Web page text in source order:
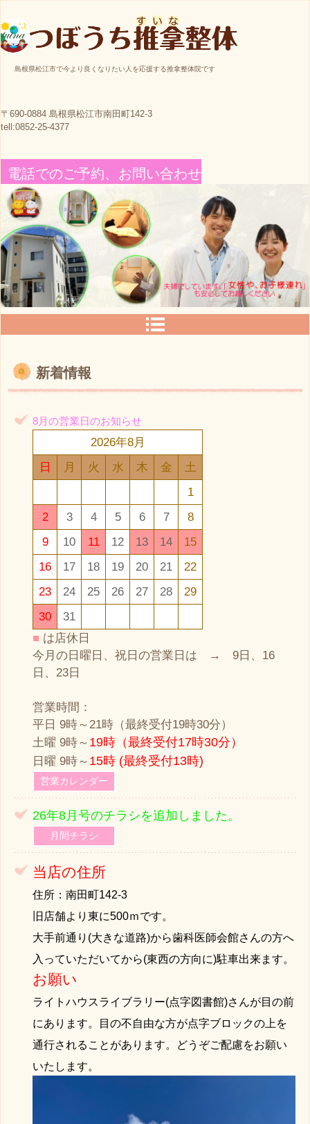
つぼうち推拿整体
島根県松江市で今より良くなりたい人を応援する推拿整体院です
〒690-0884 島根県松江市南田町142-3
tell:0852-25-4377
電話でのご予約、お問い合わせ
新着情報
8月の営業日のお知らせ
2026年8月
日
月 火 水 木 金
土
1
2
3 4 5 6 7
8
9
10 11 12 13 14
15
16
17 18 19 20 21
22
23
24 25 26 27 28
29
30
31
■ は店休日
今月の日曜日、祝日の営業日は → 9日、16
日、23日
営業時間：
平日 9時～21時（最終受付19時30分）
土曜 9時～ 19時（最終受付17時30分）
日曜 9時～ 15時 (最終受付13時)
営業カレンダー
26年8 月号のチラシを追加しました。
月間チラシ
当店の住所
住所：南田町142-3
旧店舗より東に500ｍです。
大手前通り(大きな道路)から歯科医師会館さんの方へ
入っていただいてから(東西の方向に)駐車出来ます。
お願い
ライトハウスライブラリー(点字図書館)さんが目の前
にあります。目の不自由な方が点字ブロックの上を
通行されることがあります。どうぞご配慮をお願い
いたします。